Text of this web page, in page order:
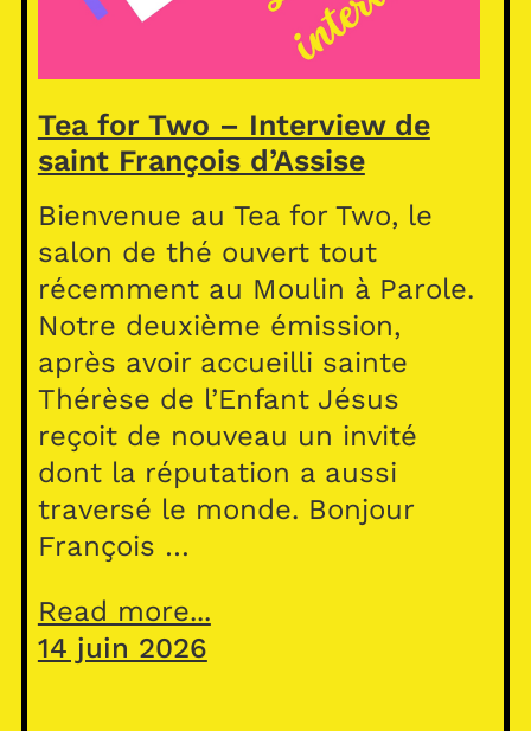
Tea for Two – Interview de
saint François d’Assise
Bienvenue au Tea for Two, le
salon de thé ouvert tout
récemment au Moulin à Parole.
Notre deuxième émission,
après avoir accueilli sainte
Thérèse de l’Enfant Jésus
reçoit de nouveau un invité
dont la réputation a aussi
traversé le monde. Bonjour
François …
Read more...
14 juin 2026